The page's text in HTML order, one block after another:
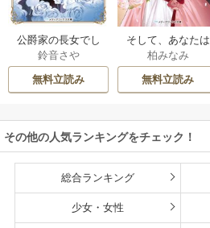
公爵家の長女でし
た
鈴音さや
無料立読み
そして、あなたは
私を捨てる
柏みなみ
無料立読み
その他の人気ランキングをチェック！
総合ランキング
少女・女性